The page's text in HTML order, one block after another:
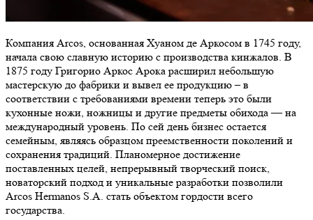
Компания Arcos, основанная Хуаном де Аркосом в 1745 году,
начала свою славную историю с производства кинжалов. В
1875 году Григорио Аркос Арока расширил небольшую
мастерскую до фабрики и вывел ее продукцию – в
соответствии с требованиями времени теперь это были
кухонные ножи, ножницы и другие предметы обихода — на
международный уровень. По сей день бизнес остается
семейным, являясь образцом преемственности поколений и
сохранения традиций. Планомерное достижение
поставленных целей, непрерывный творческий поиск,
новаторский подход и уникальные разработки позволили
Arcos Hermanos S.A. стать объектом гордости всего
государства.